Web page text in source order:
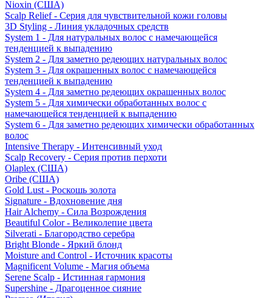
Nioxin (США)
Scalp Relief - Серия для чувствительной кожи головы
3D Styling - Линия укладочных средств
System 1 - Для натуральных волос с намечающейся
тенденцией к выпадению
System 2 - Для заметно редеющих натуральных волос
System 3 - Для окрашенных волос с намечающейся
тенденцией к выпадению
System 4 - Для заметно редеющих окрашенных волос
System 5 - Для химически обработанных волос с
намечающейся тенденцией к выпадению
System 6 - Для заметно редеющих химически обработанных
волос
Intensive Therapy - Интенсивный уход
Scalp Recovery - Серия против перхоти
Olaplex (США)
Oribe (США)
Gold Lust - Роскошь золота
Signature - Вдохновение дня
Hair Alchemy - Сила Возрождения
Beautiful Color - Великолепие цвета
Silverati - Благородство серебра
Bright Blonde - Яркий блонд
Moisture and Control - Источник красоты
Magnificent Volume - Магия объема
Serene Scalp - Истинная гармония
Supershine - Драгоценное сияние